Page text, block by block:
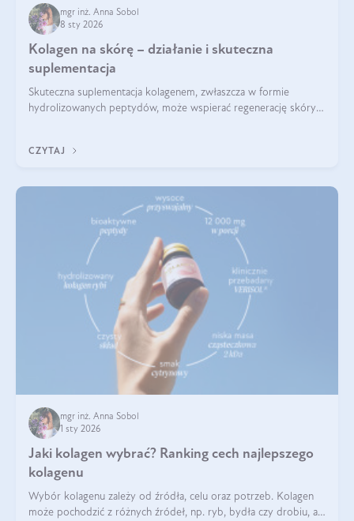
mgr inż. Anna Sobol
8 sty 2026
Kolagen na skórę – działanie i skuteczna
suplementacja
Skuteczna suplementacja kolagenem, zwłaszcza w formie
hydrolizowanych peptydów, może wspierać regenerację skóry i
CZYTAJ
mgr inż. Anna Sobol
1 sty 2026
Jaki kolagen wybrać? Ranking cech najlepszego
kolagenu
Wybór kolagenu zależy od źródła, celu oraz potrzeb. Kolagen
może pochodzić z różnych źródeł, np. ryb, bydła czy drobiu, a